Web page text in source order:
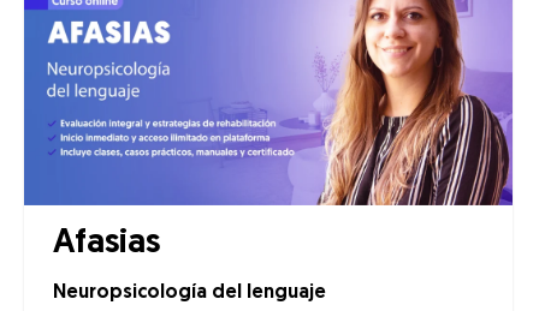
Afasias
Neuropsicología del lenguaje